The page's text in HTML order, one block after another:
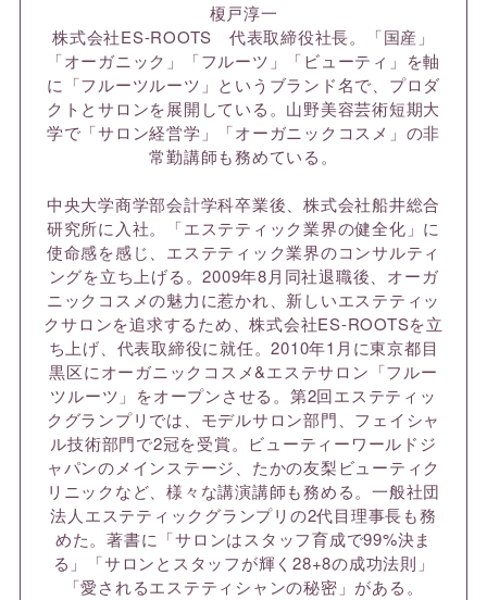
榎戸淳一
株式会社ES-ROOTS 代表取締役社長。「国産」
「オーガニック」「フルーツ」「ビューティ」を軸
に「フルーツルーツ」というブランド名で、プロダ
クトとサロンを展開している。山野美容芸術短期大
学で「サロン経営学」「オーガニックコスメ」の非
常勤講師も務めている。
中央大学商学部会計学科卒業後、株式会社船井総合
研究所に入社。「エステティック業界の健全化」に
使命感を感じ、エステティック業界のコンサルティ
ングを立ち上げる。2009年8月同社退職後、オーガ
ニックコスメの魅力に惹かれ、新しいエステティッ
クサロンを追求するため、株式会社ES-ROOTSを立
ち上げ、代表取締役に就任。2010年1月に東京都目
黒区にオーガニックコスメ&エステサロン「フルー
ツルーツ」をオープンさせる。第2回エステティッ
クグランプリでは、モデルサロン部門、フェイシャ
ル技術部門で2冠を受賞。ビューティーワールドジ
ャパンのメインステージ、たかの友梨ビューティク
リニックなど、様々な講演講師も務める。一般社団
法人エステティックグランプリの2代目理事長も務
めた。著書に「サロンはスタッフ育成で99%決ま
る」「サロンとスタッフが輝く28+8の成功法則」
「愛されるエステティシャンの秘密」がある。